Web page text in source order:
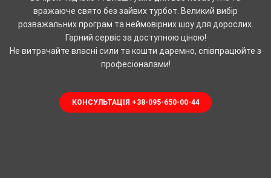
вражаюче свято без зайвих турбот. Великий вибір
розважальних програм та неймовірних шоу для дорослих.
Гарний сервіс за доступною ціною!
Не витрачайте власні сили та кошти даремно, співпрацюйте з
професіоналами!
КОНСУЛЬТАЦІЯ +38-095-650-00-44